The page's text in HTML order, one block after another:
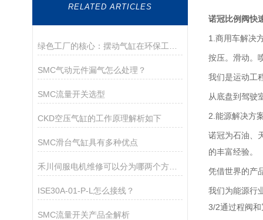
RELATED ARTICLES
SMC气动元件漏气怎么处理？
SMC流量开关选型
CKD空压气缸的工作原理解析如下
SMC滑台气缸具有多种优点
禾川伺服电机维修可以分为哪两个方面？
ISE30A-01-P-L怎么接线？
SMC流量开关产品全解析
诺冠比例阀快
1.商用车解决
按压。滑动。
我们是运动工
从底盘到驾驶
2.能源解决方
诺冠为石油、
的丰富经验。
凭借世界的产
我们为能源行
3/2通过程阀